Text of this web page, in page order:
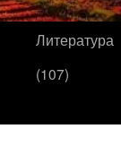
Литература
(107)